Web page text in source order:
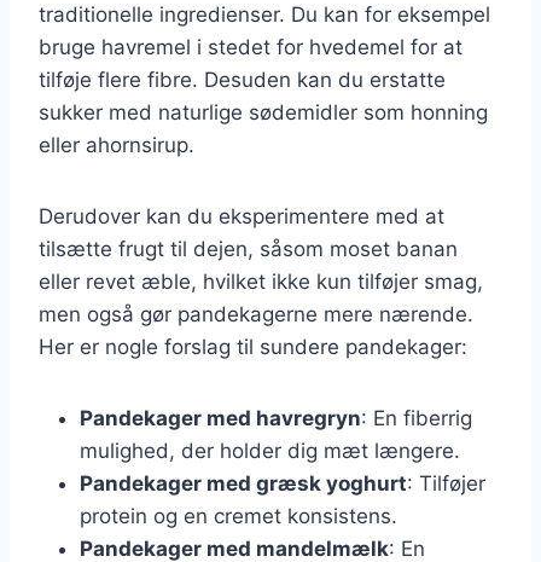
traditionelle ingredienser. Du kan for eksempel
bruge havremel i stedet for hvedemel for at
tilføje flere fibre. Desuden kan du erstatte
sukker med naturlige sødemidler som honning
eller ahornsirup.
Derudover kan du eksperimentere med at
tilsætte frugt til dejen, såsom moset banan
eller revet æble, hvilket ikke kun tilføjer smag,
men også gør pandekagerne mere nærende.
Her er nogle forslag til sundere pandekager:
Pandekager med havregryn: En fiberrig
mulighed, der holder dig mæt længere.
Pandekager med græsk yoghurt: Tilføjer
protein og en cremet konsistens.
Pandekager med mandelmælk: En